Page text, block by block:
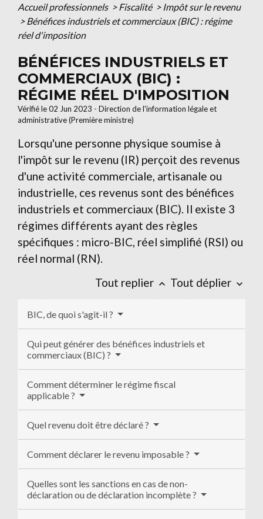
Accueil professionnels > Fiscalité > Impôt sur le revenu
> Bénéfices industriels et commerciaux (BIC) : régime
réel d'imposition
BÉNÉFICES INDUSTRIELS ET
COMMERCIAUX (BIC) :
RÉGIME RÉEL D'IMPOSITION
Vérifié le 02 Jun 2023 - Direction de l'information légale et
administrative (Première ministre)
Lorsqu'une personne physique soumise à
l'impôt sur le revenu (IR) perçoit des revenus
d'une activité commerciale, artisanale ou
industrielle, ces revenus sont des bénéfices
industriels et commerciaux (BIC). Il existe 3
régimes différents ayant des règles
spécifiques : micro-BIC, réel simplifié (RSI) ou
réel normal (RN).
Tout replier keyboard_arrow_up Tout déplier keyboard_arrow_down
BIC, de quoi s'agit-il ?
Qui peut générer des bénéfices industriels et
commerciaux (BIC) ?
Comment déterminer le régime fiscal
applicable ?
Quel revenu doit être déclaré ?
Comment déclarer le revenu imposable ?
Quelles sont les sanctions en cas de non-
déclaration ou de déclaration incomplète ?